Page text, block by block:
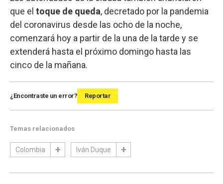
que el toque de queda, decretado por la pandemia
del coronavirus desde las ocho de la noche,
comenzará hoy a partir de la una de la tarde y se
extenderá hasta el próximo domingo hasta las
cinco de la mañana.
¿Encontraste un error? Reportar
Temas relacionados
Colombia Iván Duque